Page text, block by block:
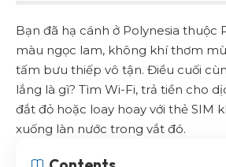
Bạn đã hạ cánh ở Polynesia
màu ngọc lam, không khí thơm
tấm bưu thiếp vô tận. Điều cuối
lắng là gì? Tìm Wi-Fi, trả tiền cho
đắt đỏ hoặc loay hoay với thẻ SIM
xuống làn nước trong vắt đó.